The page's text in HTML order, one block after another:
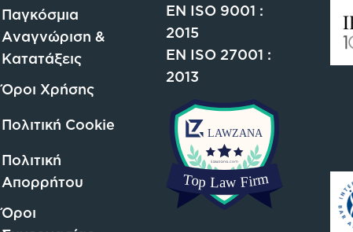
Παγκόσμια
Αναγνώριση &
Κατατάξεις
Όροι Χρήσης
Πολιτική Cookie
Πολιτική
Απορρήτου
Όροι
EN ISO 9001 :
2015
EN ISO 27001 :
2013